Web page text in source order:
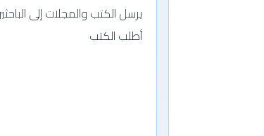
يرسل الكتب والمجلات إلى
أطلب الكتب